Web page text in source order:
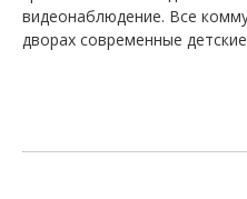
видеонаблюдение. Все
дворах современные